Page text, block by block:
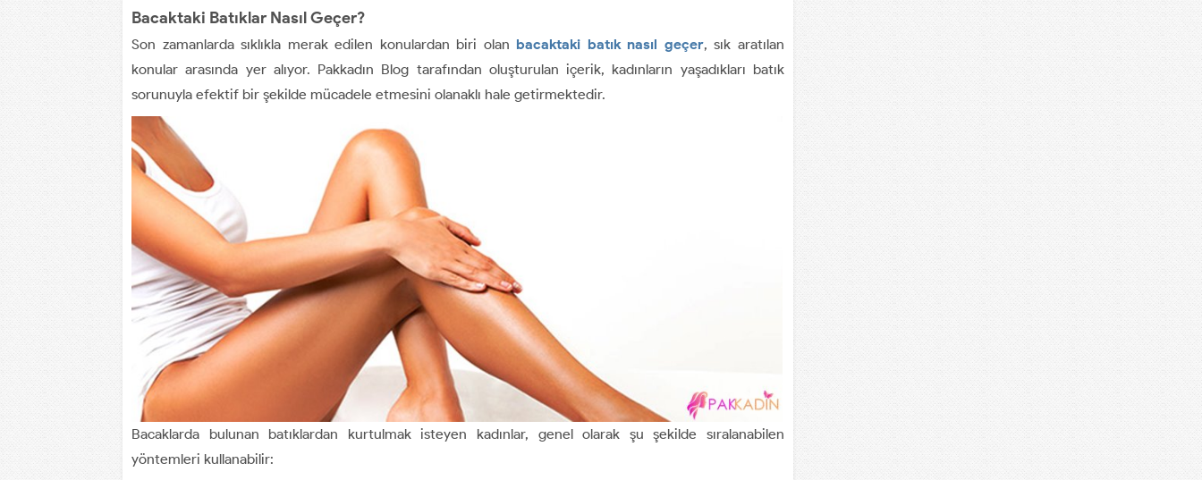
Bacaktaki Batıklar Nasıl Geçer?
Son zamanlarda sıklıkla merak edilen konulardan biri olan bacaktaki batık nasıl geçer, sık aratılan
konular arasında yer alıyor. Pakkadın Blog tarafından oluşturulan içerik, kadınların yaşadıkları batık
sorunuyla efektif bir şekilde mücadele etmesini olanaklı hale getirmektedir.
Bacaklarda bulunan batıklardan kurtulmak isteyen kadınlar, genel olarak şu şekilde sıralanabilen
yöntemleri kullanabilir: